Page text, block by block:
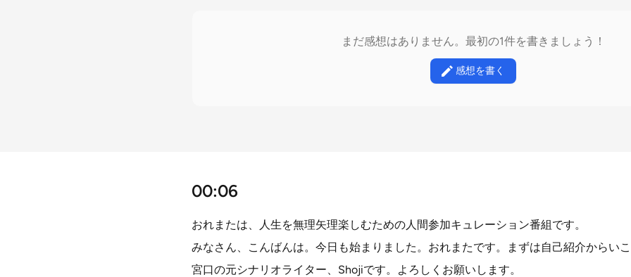
まだ感想はありません。最初の1件を書きましょう！
感想を書く
00:06
おれまたは、人生を無理矢理楽しむための人間参加キュレーション番組です。
みなさん、こんばんは。今日も始まりました。おれまたです。まずは自己紹介からいこ
宮口の元シナリオライター、Shojiです。よろしくお願いします。